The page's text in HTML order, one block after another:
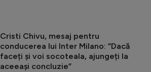
Cristi Chivu, mesaj pentru
conducerea lui Inter Milano: ”Dacă
faceți și voi socoteala, ajungeți la
aceeași concluzie”